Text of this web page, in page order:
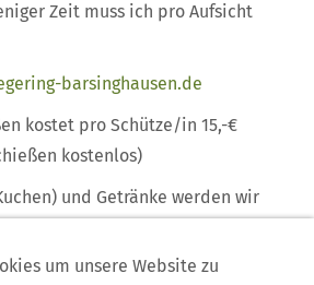
Zeit muss ich pro Aufsicht
barsinghausen.de
kostet pro Schütze/in 15,-€
kostenlos)
und Getränke werden wir
gerne bei mir.
um unsere Website zu